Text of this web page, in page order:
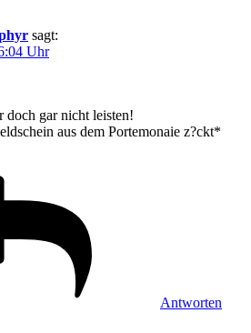
sagt:
Uhr
doch gar nicht leisten!
aus dem Portemonaie z?ckt*
Antworten